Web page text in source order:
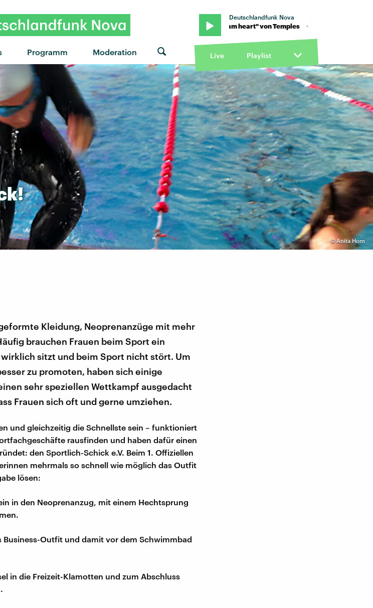
Programm Moderation
Deutschlandfunk Nova
"Jet stream heart" von Temples · "Jet stream heart" von Temples · "Jet stream heart" von Temples
Live Playlist
© Anita Horn
Kleidung, Neoprenanzüge mit mehr
brauchen Frauen beim Sport ein
sitzt und beim Sport nicht stört. Um
zu promoten, haben sich einige
sehr speziellen Wettkampf ausgedacht
Frauen sich oft und gerne umziehen.
und gleichzeitig die Schnellste sein – funktioniert
rausfinden und haben dafür einen
den Sportlich-Schick e.V. Beim 1. Offiziellen
mehrmals so schnell wie möglich das Outfit
lösen:
in den Neoprenanzug, mit einem Hechtsprung
Business-Outfit und damit vor dem Schwimmbad
in die Freizeit-Klamotten und zum Abschluss